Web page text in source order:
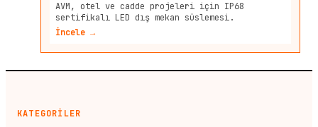
AVM, otel ve cadde projeleri için IP68
sertifikalı LED dış mekan süslemesi.
İncele →
KATEGORİLER